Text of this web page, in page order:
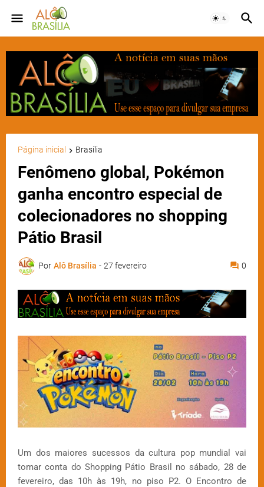
Página inicial Brasília
Fenômeno global, Pokémon
ganha encontro especial de
colecionadores no shopping
Pátio Brasil
Por Alô Brasília - 27 fevereiro 0
Um dos maiores sucessos da cultura pop mundial vai
tomar conta do Shopping Pátio Brasil no sábado, 28 de
fevereiro, das 10h às 19h, no piso P2. O Encontro de